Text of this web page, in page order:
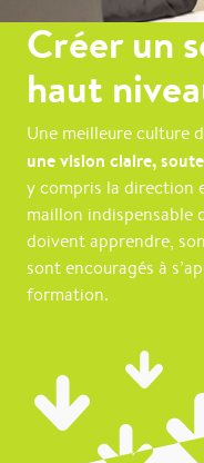
Créer un
haut
Une meilleure culture
une vision claire,
y compris la direction
maillon indispensable
doivent apprendre,
sont encouragés à
formation.